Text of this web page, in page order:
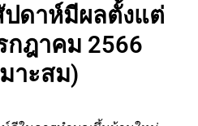
ดาห์มีผลตั้งแต่
กฎาคม 2566
าะสม)